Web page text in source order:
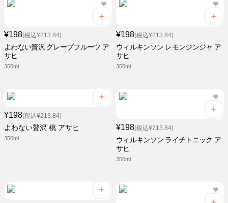
¥198(税込¥213.84)
よわない贅沢 グレープフルーツ ア
サヒ
350ml
¥198(税込¥213.84)
ウィルキンソン レモンジンジャ ア
サヒ
350ml
¥198(税込¥213.84)
よわない贅沢 桃 アサヒ
350ml
¥198(税込¥213.84)
ウィルキンソン ライチトニック ア
サヒ
350ml